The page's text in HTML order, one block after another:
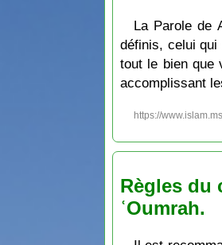
La Parole de
définis, celui qui
tout le bien que
accomplissant
https://
Règles du
ʿOumrah.